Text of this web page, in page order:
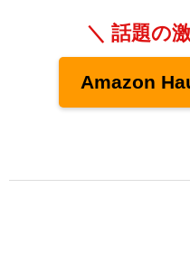
＼ 話題の
Amazon